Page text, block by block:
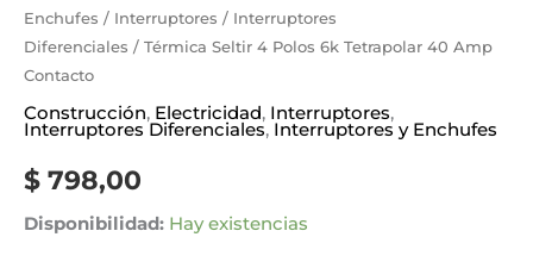
Enchufes / Interruptores / Interruptores
Diferenciales / Térmica Seltir 4 Polos 6k Tetrapolar 40 Amp
Contacto
Construcción, Electricidad, Interruptores,
Interruptores Diferenciales, Interruptores y Enchufes
$ 798,00
Disponibilidad: Hay existencias